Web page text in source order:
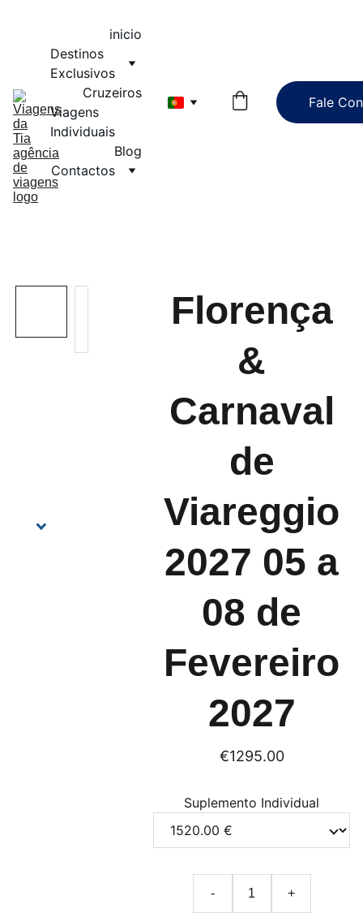
inicio
Destinos
Exclusivos
Cruzeiros
Viagens
Individuais
Blog
Contactos
Fale
Florença
&
Carnaval
de
Viareggio
2027 05 a
08 de
Fevereiro
2027
€1295.00
Suplemento Individual
- +